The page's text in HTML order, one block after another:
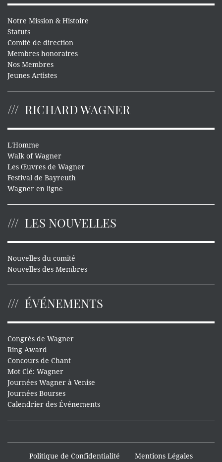
Notre Mission & Histoire
Statuts
Comité de direction
Membres honoraires
Nos Membres
Jeunes Artistes
RICHARD WAGNER
L'Homme
Walk of Wagner
Les Œuvres de Wagner
Festival de Bayreuth
Wagner en ligne
LES NOUVELLES
Nouvelles du comité
Nouvelles des Membres
ÉVÉNEMENTS
Congrès de Wagner
Ring Award
Concours de Chant
Mot Clé: Wagner
Journées Wagner à Venise
Journées Bourses
Calendrier des Événements
Politique de Confidentialité Mentions Légales